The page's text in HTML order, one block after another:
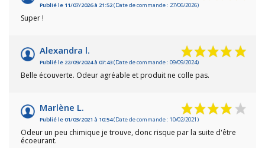
Publié le 11/07/2026 à 21:52(Date de commande : 27/06/2026)
Super !
Alexandra l.
Publié le 22/09/2024 à 07:43(Date de commande : 09/09/2024)
Belle écouverte. Odeur agréable et produit ne colle pas.
Marlène L.
Publié le 01/03/2021 à 10:54(Date de commande : 10/02/2021)
Odeur un peu chimique je trouve, donc risque par la suite d'être
écoeurant.